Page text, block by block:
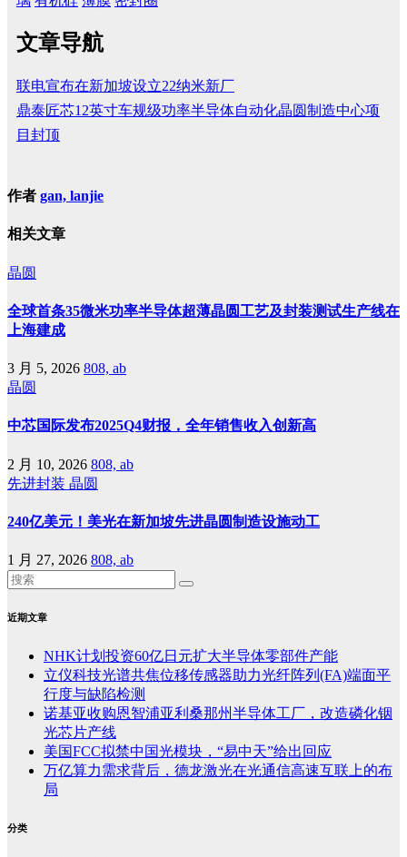
文章导航
联电宣布在新加坡设立22纳米新厂
鼎泰匠芯12英寸车规级功率半导体自动化晶圆制造中心项
目封顶
作者 gan, lanjie
相关文章
晶圆
全球首条35微米功率半导体超薄晶圆工艺及封装测试生产线在
上海建成
3 月 5, 2026 808, ab
晶圆
中芯国际发布2025Q4财报，全年销售收入创新高
2 月 10, 2026 808, ab
先进封装 晶圆
240亿美元！美光在新加坡先进晶圆制造设施动工
1 月 27, 2026 808, ab
近期文章
NHK计划投资60亿日元扩大半导体零部件产能
立仪科技光谱共焦位移传感器助力光纤阵列(FA)端面平
行度与缺陷检测
诺基亚收购恩智浦亚利桑那州半导体工厂，改造磷化铟
光芯片产线
美国FCC拟禁中国光模块，“易中天”给出回应
万亿算力需求背后，德龙激光在光通信高速互联上的布
局
分类